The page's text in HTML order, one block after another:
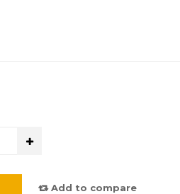
Add to compare